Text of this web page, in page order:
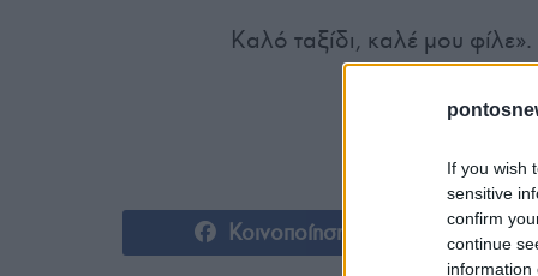
If you wish
sensitive
confirm
continue
information
Καλό ταξίδι, καλέ μου φίλε».
Κοινοποίηση